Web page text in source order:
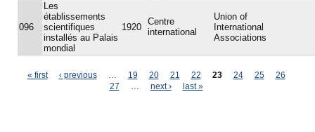
096
Les
établissements
scientifiques
installés au Palais
mondial
1920
Centre
international
Union of
International
Associations
Pages
« first ‹ previous 19 20 21 22 23 24 25
26
27
next › last »